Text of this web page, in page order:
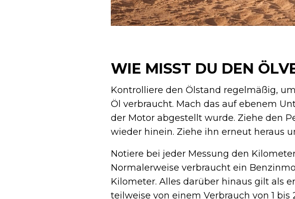
WIE MISST DU DEN
Kontrolliere den Ölstand regelmäßig,
Öl verbraucht. Mach das auf ebenem
der Motor abgestellt wurde. Ziehe den
wieder hinein. Ziehe ihn erneut heraus
Notiere bei jeder Messung den
Normalerweise verbraucht ein
Kilometer. Alles darüber hinaus gilt als
teilweise von einem Verbrauch von 1